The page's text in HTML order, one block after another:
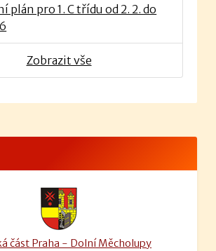
plán pro 1. C třídu od 2. 2. do
Zobrazit vše
část Praha - Dolní Měcholupy